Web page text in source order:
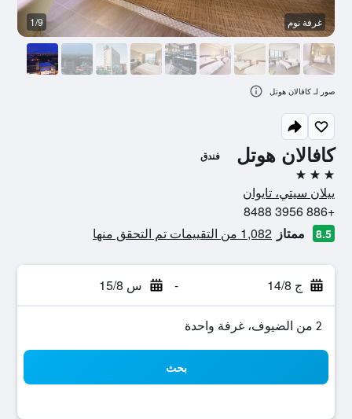
كافالان هوتل فندق
3 نجوم
ييلان سيتي، تايوان
+886 3956 8488
8.5 ممتاز 1,082 من التقييمات تم التحقق منها
ج 14/8 - س 15/8
2 من الضيوف، غرفة واحدة
بحث
غرفة نوم 1/9
صور لـ كافالان هوتل